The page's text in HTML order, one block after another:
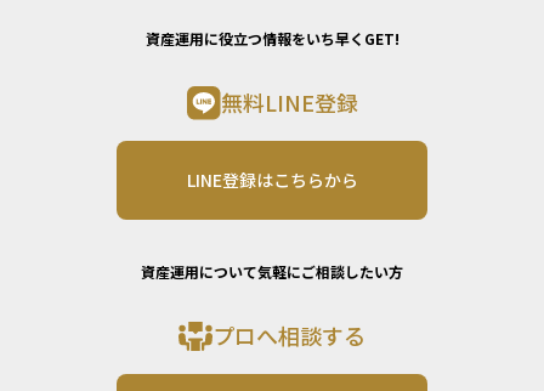
資産運用に役立つ情報をいち早くGET!
無料LINE登録
LINE登録はこちらから
資産運用について気軽にご相談したい方
プロへ相談する